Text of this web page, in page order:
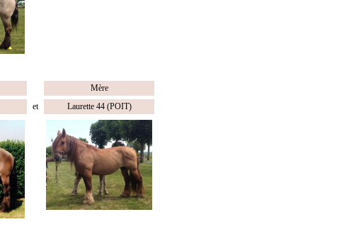
Mère
et
Laurette 44 (POIT)